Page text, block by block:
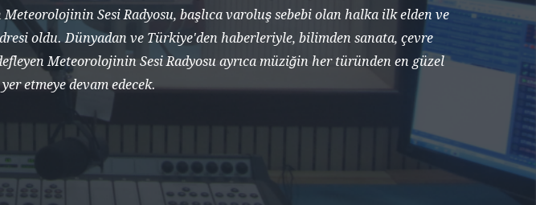
Sesi Radyosu, başlıca varoluş sebebi olan halka ilk elden ve
oldu. Dünyadan ve Türkiye'den haberleriyle, bilimden sanata, çevre
Meteorolojinin Sesi Radyosu ayrıca müziğin her türünden en güzel
etmeye devam edecek.